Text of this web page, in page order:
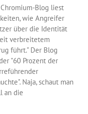
Blog liest
wie Angreifer
über die Identität
verbreitetem
führt." Der Blog
"60 Prozent der
Naja, schaut man
an die